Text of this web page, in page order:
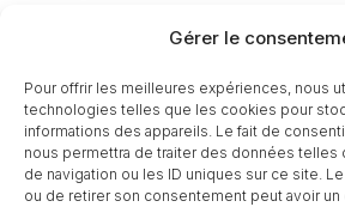
Gérer le
Pour offrir les meilleures expériences, nous
technologies telles que les cookies pour
informations des appareils. Le fait de
nous permettra de traiter des données
de navigation ou les ID uniques sur ce site.
ou de retirer son consentement peut avoir
À VOTRE
09 80 80 85 96